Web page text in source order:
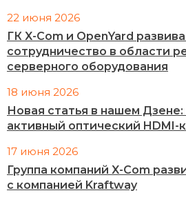
22 июня 2026
ГК X-Com и OpenYard
сотрудничество в области
серверного оборудования
18 июня 2026
Новая статья в нашем
активный оптический HDMI-
17 июня 2026
Группа компаний X-Com
с компанией Kraftway